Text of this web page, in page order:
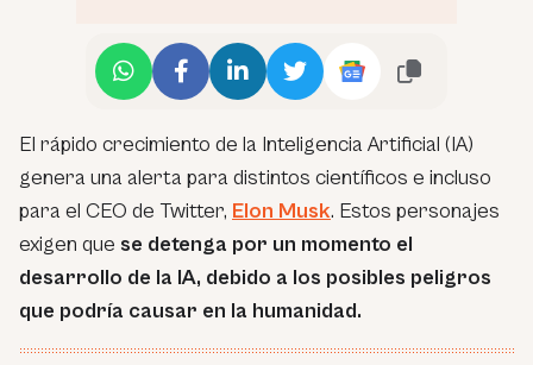
El rápido crecimiento de la Inteligencia Artificial (IA)
genera una alerta para distintos científicos e incluso
para el CEO de Twitter, Elon Musk. Estos personajes
exigen que se detenga por un momento el
desarrollo de la IA, debido a los posibles peligros
que podría causar en la humanidad.